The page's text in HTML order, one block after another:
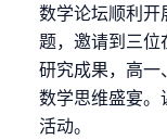
数学论坛顺利开
题，邀请到三
研究成果，高一
数学思维盛宴。
活动。